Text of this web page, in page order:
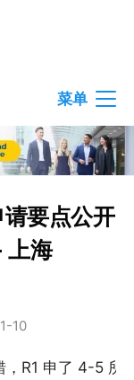
菜单
要点公开
上海
10
R1 申了 4-5 所